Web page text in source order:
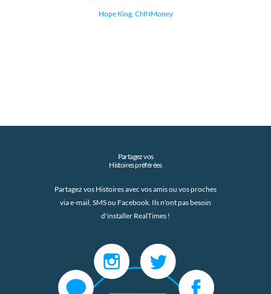
Hope King, CNNMoney
Partagez vos
Histoires préférées
Partagez vos Histoires avec vos amis ou vos proches
via e-mail, SMS ou Facebook. Ils n'ont pas besoin
d'installer RealTimes !